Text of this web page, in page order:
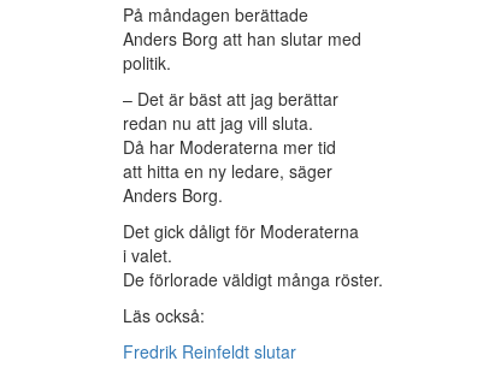
På måndagen berättade
Anders Borg att han slutar med
politik.
– Det är bäst att jag berättar
redan nu att jag vill sluta.
Då har Moderaterna mer tid
att hitta en ny ledare, säger
Anders Borg.
Det gick dåligt för Moderaterna
i valet.
De förlorade väldigt många röster.
Läs också:
Fredrik Reinfeldt slutar